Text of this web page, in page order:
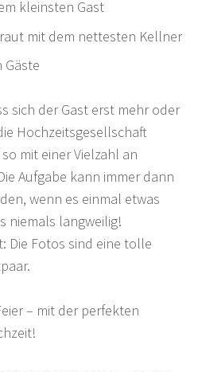
kleinsten Gast
mit dem nettesten Kellner
sich der Gast erst mehr oder
Hochzeitsgesellschaft
mit einer Vielzahl an
Aufgabe kann immer dann
wenn es einmal etwas
niemals langweilig!
Die Fotos sind eine tolle
– mit der perfekten